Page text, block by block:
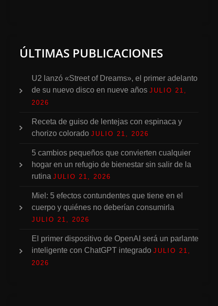
ÚLTIMAS PUBLICACIONES
U2 lanzó «Street of Dreams», el primer adelanto
de su nuevo disco en nueve años JULIO 21,
2026
Receta de guiso de lentejas con espinaca y
chorizo colorado JULIO 21, 2026
5 cambios pequeños que convierten cualquier
hogar en un refugio de bienestar sin salir de la
rutina JULIO 21, 2026
Miel: 5 efectos contundentes que tiene en el
cuerpo y quiénes no deberían consumirla
JULIO 21, 2026
El primer dispositivo de OpenAI será un parlante
inteligente con ChatGPT integrado JULIO 21,
2026